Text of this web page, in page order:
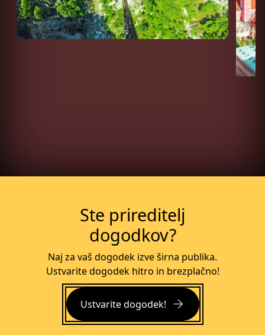
Ste prireditelj
dogodkov?
Naj za vaš dogodek izve širna publika.
Ustvarite dogodek hitro in brezplačno!
Ustvarite dogodek! arrow_forward